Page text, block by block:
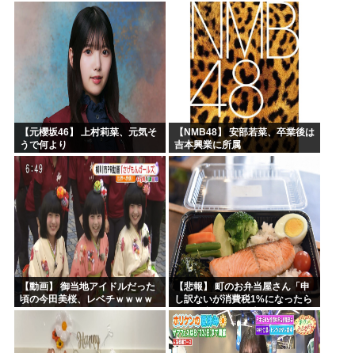
【元櫻坂46】 上村莉菜、元気そ
うで何より
【NMB48】 安部若菜、卒業後は
吉本興業に所属
【動画】 御当地アイドルだった
頃の今田美桜、レベチｗｗｗｗ
ｗｗｗｗｗｗｗｗｗｗｗｗｗｗ
【悲報】 町のお弁当屋さん「申
し訳ないが消費税1%になったら
その分商品代を値上げするわ」